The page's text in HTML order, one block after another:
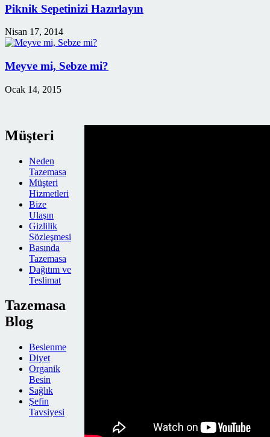
Piknik Sepetinizi Hazırlayın
Nisan 17, 2014
Meyve mi, Sebze mi?
Ocak 14, 2015
Müşteri
Neden
Tazemasa
Müşteri
Hizmetleri
Bize
Ulaşın
Gizlilik
Sözleşmesi
Basında
Tazemasa
Dağıtım ve
Teslimat
Tazemasa
Blog
Beslenme
Diyet
Organik
Besin
Sağlık
Şefin
Tavsiyesi